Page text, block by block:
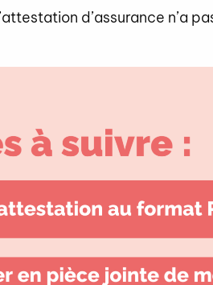
d’assurance n’a